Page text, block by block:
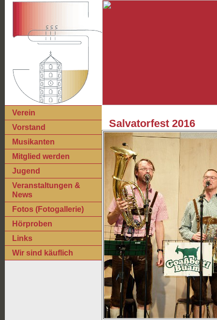
Verein
Vorstand
Musikanten
Mitglied werden
Jugend
Veranstaltungen &
News
Fotos (Fotogallerie)
Hörproben
Links
Wir sind käuflich
Salvatorfest 2016